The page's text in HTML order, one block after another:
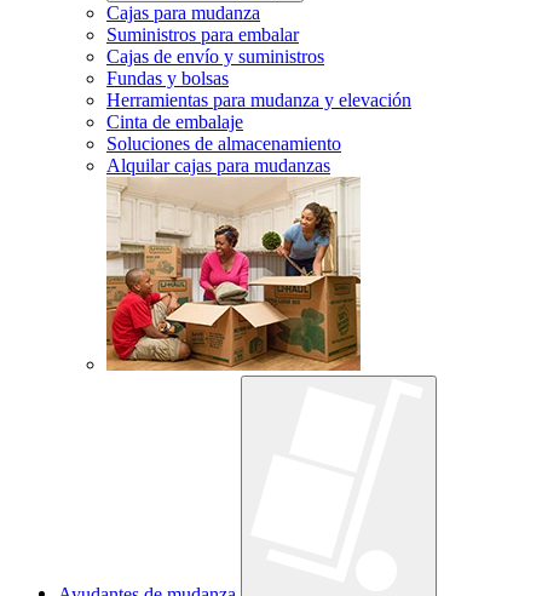
Cajas para mudanza
Suministros para embalar
Cajas de envío y suministros
Fundas y bolsas
Herramientas para mudanza y elevación
Cinta de embalaje
Soluciones de almacenamiento
Alquilar cajas para mudanzas